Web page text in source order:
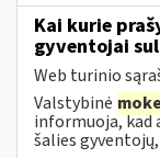
Kai kurie
gyventojai
Web turinio
Valstybinė
informuoja, kad
šalies